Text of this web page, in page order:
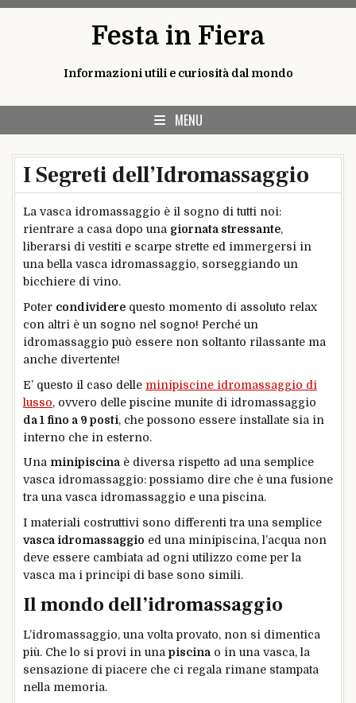
Festa in Fiera
Informazioni utili e curiosità dal mondo
MENU
I Segreti dell’Idromassaggio
La vasca idromassaggio è il sogno di tutti noi:
rientrare a casa dopo una giornata stressante,
liberarsi di vestiti e scarpe strette ed immergersi in
una bella vasca idromassaggio, sorseggiando un
bicchiere di vino.
Poter condividere questo momento di assoluto relax
con altri è un sogno nel sogno! Perché un
idromassaggio può essere non soltanto rilassante ma
anche divertente!
E’ questo il caso delle minipiscine idromassaggio di
lusso, ovvero delle piscine munite di idromassaggio
da 1 fino a 9 posti, che possono essere installate sia in
interno che in esterno.
Una minipiscina è diversa rispetto ad una semplice
vasca idromassaggio: possiamo dire che è una fusione
tra una vasca idromassaggio e una piscina.
I materiali costruttivi sono differenti tra una semplice
vasca idromassaggio ed una minipiscina, l’acqua non
deve essere cambiata ad ogni utilizzo come per la
vasca ma i principi di base sono simili.
Il mondo dell’idromassaggio
L’idromassaggio, una volta provato, non si dimentica
più. Che lo si provi in una piscina o in una vasca, la
sensazione di piacere che ci regala rimane stampata
nella memoria.